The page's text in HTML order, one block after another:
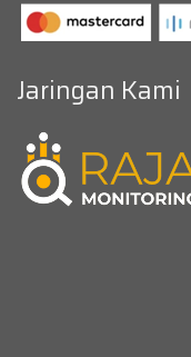
Jaringan Kami